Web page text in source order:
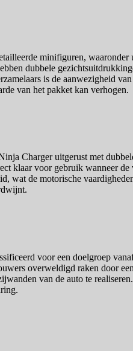
minifiguren,
dubbele
is de aanwezigheid
van het pakket kan verhogen.
Charger uitgerust met
klaar voor gebruik wanneer
wat de motorische
voor een doelgroep
overweldigd raken door
van de auto te